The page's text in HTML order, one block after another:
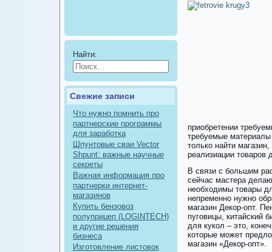
Найти:
Свежие записи
Что нужно помнить про
партнерские программы
для заработка
Шпунтовые сваи Vector
Shpunt: важные научные
секреты
Важная информация про
партнерки интернет-
магазинов
Купить бензовоз
полуприцеп (LOGINTECH)
и другие решения
бизнеса
Изготовление листовок
приобретении
требуемые
только найти
реализиации товаров
В связи с большим
сейчас мастера
необходимы товары
непременно нужно
магазин Декор-опт.
пуговицы, китайский
для кукол – это,
которые может
магазин «Декор-опт».